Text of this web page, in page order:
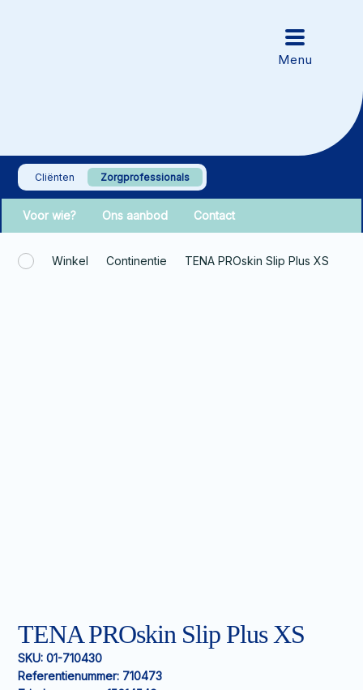
Cliënten Zorgprofessionals
Voor wie? Ons aanbod Contact
Winkel Continentie TENA PROskin Slip Plus XS
TENA PROskin Slip Plus XS
SKU: 01-710430
Referentienummer: 710473